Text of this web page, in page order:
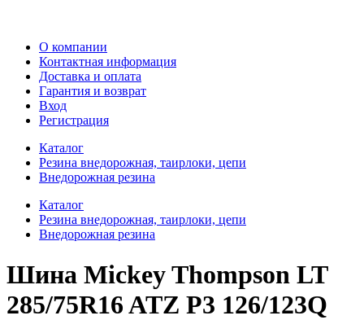
О компании
Контактная информация
Доставка и оплата
Гарантия и возврат
Вход
Регистрация
Каталог
Резина внедорожная, таирлоки, цепи
Внедорожная резина
Каталог
Резина внедорожная, таирлоки, цепи
Внедорожная резина
Шина Mickey Thompson LT
285/75R16 ATZ P3 126/123Q